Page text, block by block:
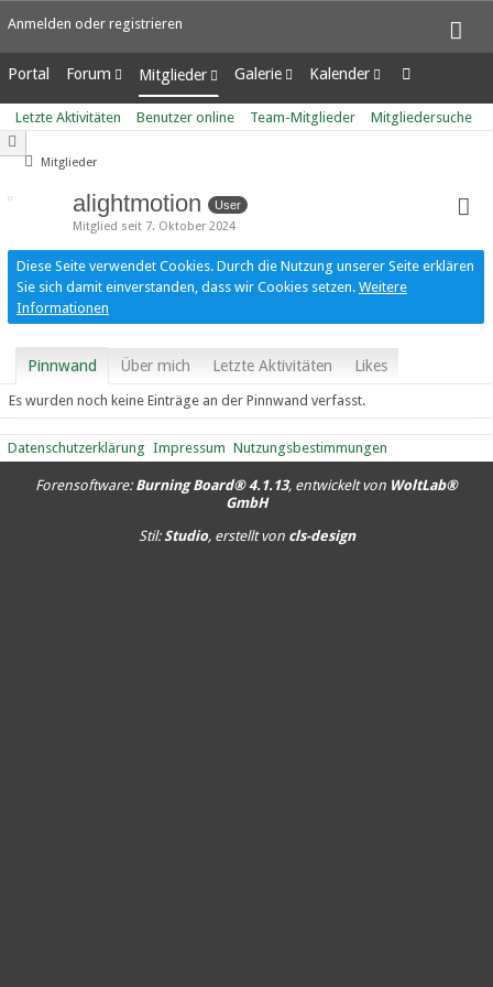
Anmelden oder registrieren
Portal Forum
Unerledigte Themen
Mitglieder
Letzte Aktivitäten
Benutzer online
Galerie
Alben
Bilder
Kalender
Wochenansicht
Tagesansicht
Letzte Aktivitäten Benutzer online Team-Mitglieder Mitgliedersuche
Mitglieder
alightmotion User
Mitglied seit 7. Oktober 2024
Diese Seite verwendet Cookies. Durch die Nutzung unserer Seite erklären
Sie sich damit einverstanden, dass wir Cookies setzen. Weitere
Informationen
Pinnwand Über mich Letzte Aktivitäten Likes
Es wurden noch keine Einträge an der Pinnwand verfasst.
Datenschutzerklärung Impressum Nutzungsbestimmungen
Forensoftware: Burning Board® 4.1.13, entwickelt von WoltLab®
GmbH
Stil:Studio, erstellt von cls-design